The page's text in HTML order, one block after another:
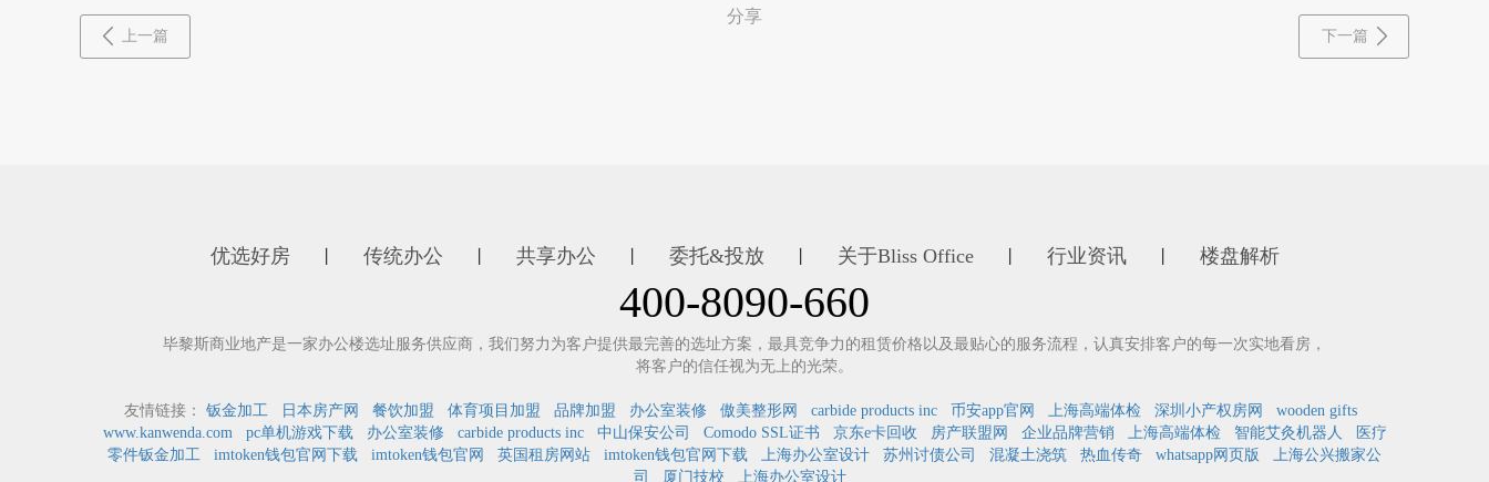
分享
上一篇 下一篇
优选好房 传统办公 共享办公 委托&投放 关于Bliss Office 行业资讯 楼盘解析
400-8090-660
毕黎斯商业地产是一家办公楼选址服务供应商，我们努力为客户提供最完善的选址方案，最具竞争力的租赁价格以及最贴心的服务流程，认真安排客户的每一次实地看房，
将客户的信任视为无上的光荣。
友情链接： 钣金加工 日本房产网 餐饮加盟 体育项目加盟 品牌加盟 办公室装修 傲美整形网 carbide products inc 币安app官网 上海高端体检 深圳小产权房网
wooden gifts
www.kanwenda.com
pc单机游戏下载 办公室装修 carbide products inc 中山保安公司 Comodo SSL证书 京东e卡回收 房产联盟网 企业品牌营销 上海高端体检 智能艾灸机器人
医疗
零件钣金加工
imtoken钱包官网下载 imtoken钱包官网 英国租房网站 imtoken钱包官网下载 上海办公室设计 苏州讨债公司 混凝土浇筑 热血传奇 whatsapp网页版
上海公兴搬家公
司
厦门技校 上海办公室设计